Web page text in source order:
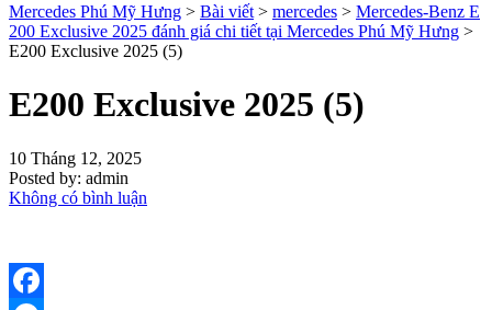
Mercedes Phú Mỹ Hưng > Bài viết > mercedes > Mercedes-Benz E
200 Exclusive 2025 đánh giá chi tiết tại Mercedes Phú Mỹ Hưng >
E200 Exclusive 2025 (5)
E200 Exclusive 2025 (5)
10 Tháng 12, 2025
Posted by: admin
Không có bình luận